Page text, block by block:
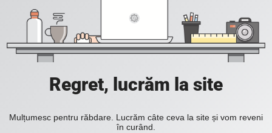
Regret, lucrăm la site
Mulțumesc pentru răbdare. Lucrăm câte ceva la site și vom reveni
în curând.